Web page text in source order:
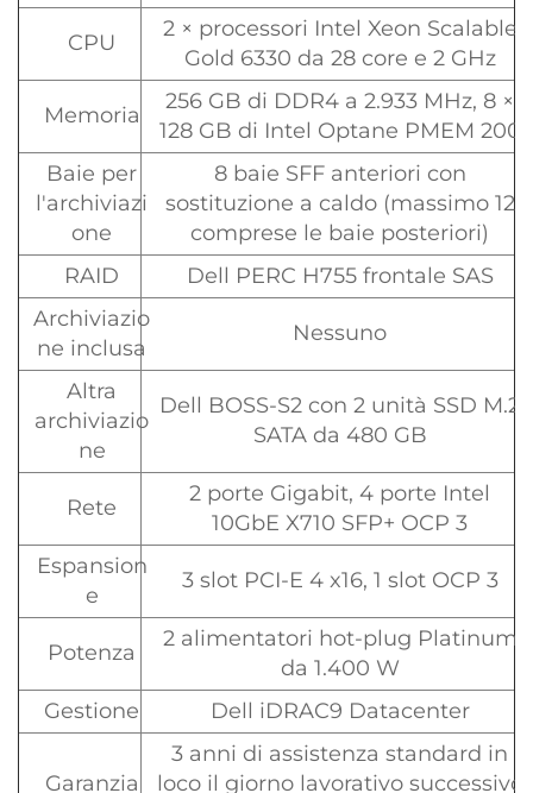
CPU
2 × processori Intel Xeon Scalable
Gold 6330 da 28 core e 2 GHz
Memoria
256 GB di DDR4 a 2.933 MHz, 8 ×
128 GB di Intel Optane PMEM 200
Baie per
l'archiviazi
one
8 baie SFF anteriori con
sostituzione a caldo (massimo 12
comprese le baie posteriori)
RAID
Dell PERC H755 frontale SAS
Archiviazio
ne inclusa
Nessuno
Altra
archiviazio
ne
Dell BOSS-S2 con 2 unità SSD M.2
SATA da 480 GB
Rete
2 porte Gigabit, 4 porte Intel
10GbE X710 SFP+ OCP 3
Espansion
e
3 slot PCI-E 4 x16, 1 slot OCP 3
Potenza
2 alimentatori hot-plug Platinum
da 1.400 W
Gestione
Dell iDRAC9 Datacenter
Garanzia
3 anni di assistenza standard in
loco il giorno lavorativo successivo